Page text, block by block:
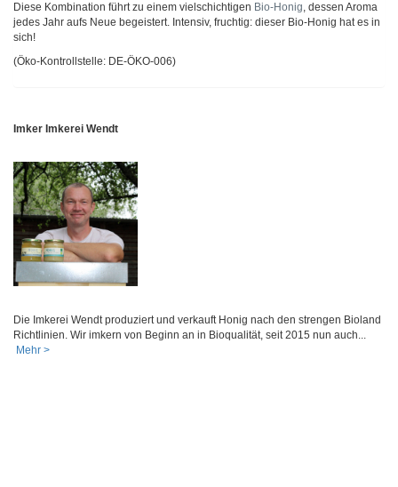
Diese Kombination führt zu einem vielschichtigen Bio-Honig, dessen Aroma
jedes Jahr aufs Neue begeistert. Intensiv, fruchtig: dieser Bio-Honig hat es in
sich!
(Öko-Kontrollstelle: DE-ÖKO-006)
Imker Imkerei Wendt
Die Imkerei Wendt produziert und verkauft Honig nach den strengen Bioland
Richtlinien. Wir imkern von Beginn an in Bioqualität, seit 2015 nun auch...
Mehr >